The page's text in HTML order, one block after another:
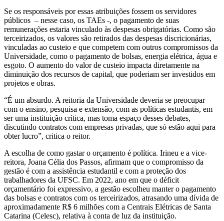
Se os responsáveis por essas atribuições fossem os servidores
públicos – nesse caso, os TAEs -, o pagamento de suas
remunerações estaria vinculado às despesas obrigatórias. Como são
terceirizados, os valores são retirados das despesas discricionárias,
vinculadas ao custeio e que competem com outros compromissos da
Universidade, como o pagamento de bolsas, energia elétrica, água e
esgoto. O aumento do valor de custeio impacta diretamente na
diminuição dos recursos de capital, que poderiam ser investidos em
projetos e obras.
“É um absurdo. A reitoria da Universidade deveria se preocupar
com o ensino, pesquisa e extensão, com as políticas estudantis, em
ser uma instituição crítica, mas toma espaço desses debates,
discutindo contratos com empresas privadas, que só estão aqui para
obter lucro”, critica o reitor.
A escolha de como gastar o orçamento é política. Irineu e a vice-
reitora, Joana Célia dos Passos, afirmam que o compromisso da
gestão é com a assistência estudantil e com a proteção dos
trabalhadores da UFSC. Em 2022, ano em que o déficit
orçamentário foi expressivo, a gestão escolheu manter o pagamento
das bolsas e contratos com os terceirizados, atrasando uma dívida de
aproximadamente R$ 6 milhões com a Centrais Elétricas de Santa
Catarina (Celesc), relativa à conta de luz da instituição.